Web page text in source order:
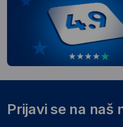
Prijavi se na naš